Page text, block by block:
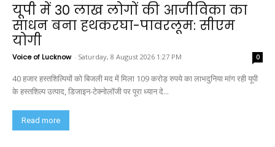
यूपी में 30 लाख लोगों की आजीविका का
साधन बना हथकरघा-पावरलूम: सीएम
योगी
Voice of Lucknow - Saturday, 8 August 2026 1:27 PM 0
40 हजार हस्तशिल्पियों को बिजली मद में मिला 109 करोड़ रुपये का लाभदुनिया मांग रही यूपी
के हस्तशिल्प उत्पाद, डिजाइन-टेक्नोलॉजी पर पूरा ध्यान दे...
Read more